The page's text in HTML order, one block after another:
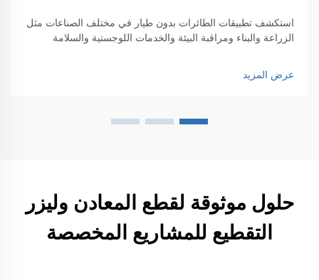
استكشف تطبيقات الطائرات بدون طيار في مختلف الصناعات مثل
الزراعة والبناء ومراقبة البيئة والخدمات اللوجستية والسلامة
عرض المزيد
حلول موثوقة لقطع المعادن وليزر
التقطيع للمشاريع المخصصة